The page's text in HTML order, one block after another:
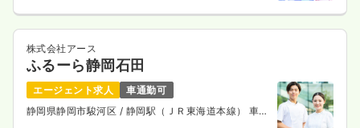
株式会社アース
ふるーら静岡石田
エージェント求人
車通勤可
静岡県静岡市駿河区 / 静岡駅（ＪＲ東海道本線） 車